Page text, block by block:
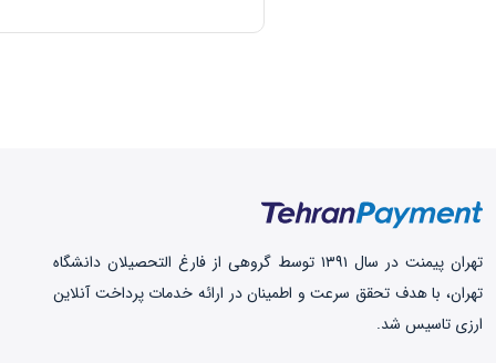
تهران‌ پیمنت در سال ۱۳۹۱ توسط گروهی از فارغ التحصیلان دانشگاه
تهران، با هدف تحقق سرعت و اطمینان در ارائه خدمات پرداخت‌ آنلاین
ارزی تاسیس شد.